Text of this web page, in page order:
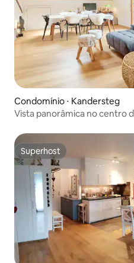
Condomínio ⋅ Kandersteg
Vista panorâmica no centro
Superhost
Superhost